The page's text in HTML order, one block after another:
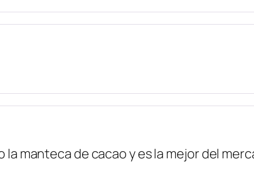
manteca de cacao y es la mejor del